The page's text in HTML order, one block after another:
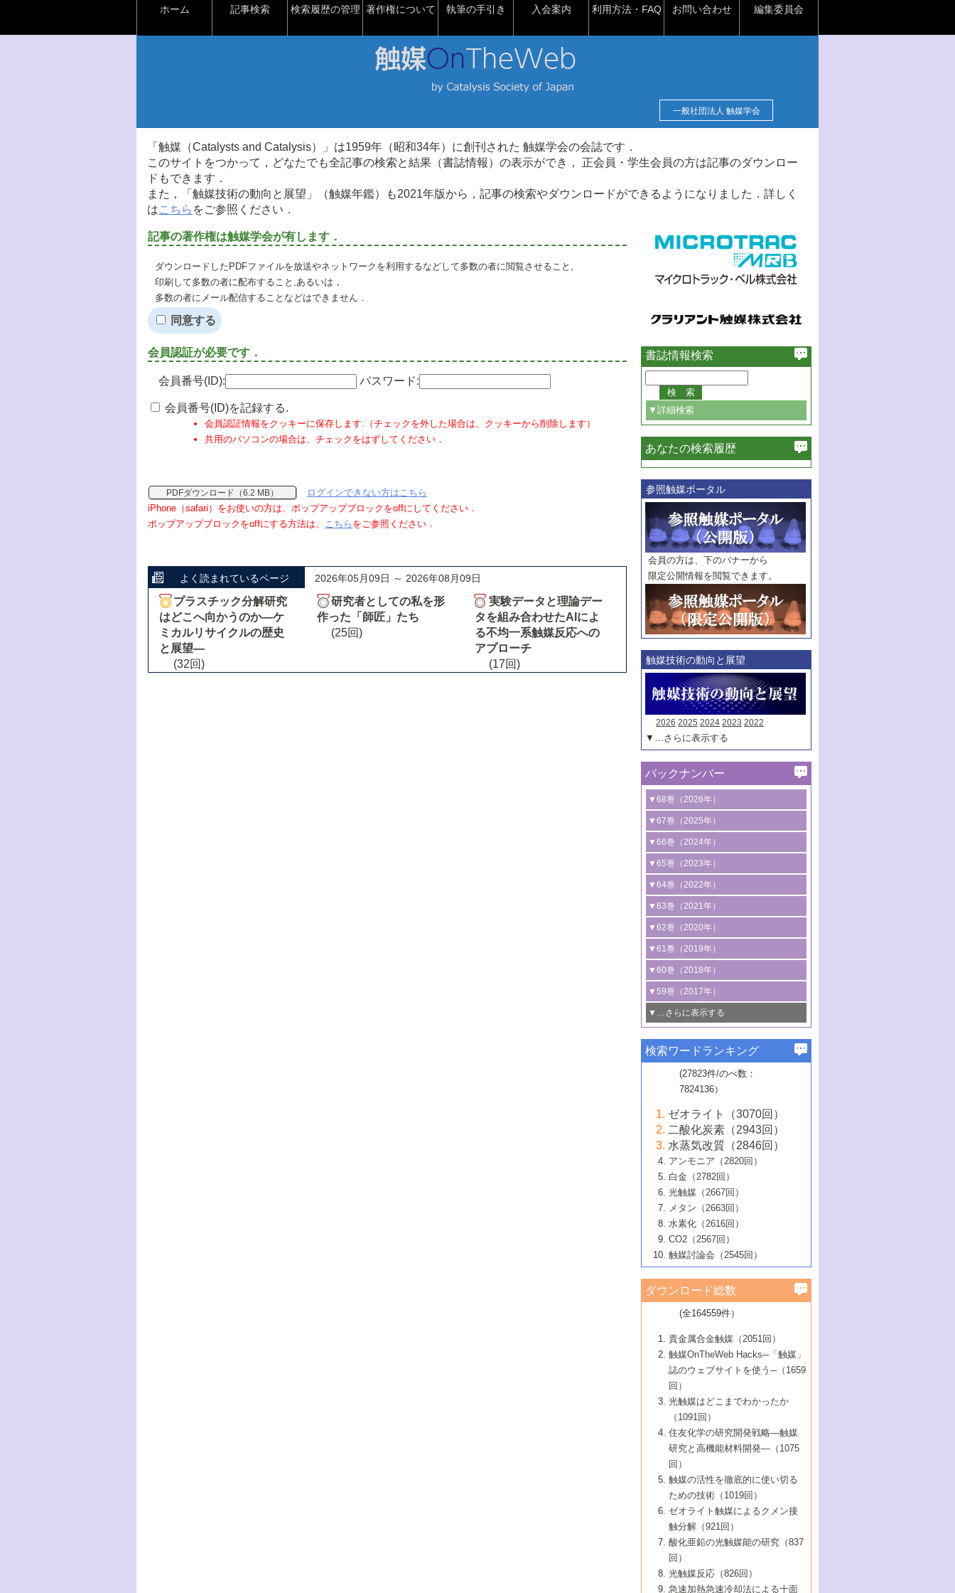
ホーム 記事検索 検索履歴の管理 著作権について 執筆の手引き 入会案内 利用方法・FAQ お問い合わせ 編集委員会
一般社団法人 触媒学会
「触媒（Catalysts and Catalysis）」は1959年（昭和34年）に創刊された 触媒学会の会誌です．
このサイトをつかって，どなたでも全記事の検索と結果（書誌情報）の表示ができ， 正会員・学生会員の方は記事のダウンロー
ドもできます．
また，「触媒技術の動向と展望」（触媒年鑑）も2021年版から，記事の検索やダウンロードができるようになりました．詳しく
はこちら をご参照ください．
記事の著作権は触媒学会が有します．
ダウンロードしたPDFファイルを放送やネットワークを利用するなどして多数の者に閲覧させること,
印刷して多数の者に配布すること,あるいは，
多数の者にメール配信することなどはできません．
同意する
会員認証が必要です．
会員番号(ID): パスワード:
会員番号(ID)を記録する.
会員認証情報をクッキーに保存します.（チェックを外した場合は、クッキーから削除します）
共用のパソコンの場合は、チェックをはずしてください．
PDFダウンロード（6.2 MB）
ログインできない方はこちら
iPhone（safari）をお使いの方は、ポップアップブロックをoffにしてください．
ポップアップブロックをoffにする方法は、 こちら をご参照ください．
よく読まれているページ 2026年05月09日 ～ 2026年08月09日
プラスチック分解研究
はどこへ向かうのか―ケ
ミカルリサイクルの歴史
と展望―
(32回)
研究者としての私を形
作った「師匠」たち
(25回)
実験データと理論デー
タを組み合わせたAIによ
る不均一系触媒反応への
アプローチ
(17回)
書誌情報検索
▼詳細検索
必ず含む
巻・号指定
巻
号
範囲指定
巻
号～
巻
号
触媒年鑑
年度
記事種別
マーク：
マークあり
あなたの検索履歴
参照触媒ポータル
会員の方は、下のバナーから
限定公開情報を閲覧できます。
触媒技術の動向と展望
2026 2025 2024 2023 2022
▼…さらに表示する
バックナンバー
▼68巻（2026年）
1号 過酸化水素合成に関する研究動向
2号 コンピューター技術により加速する
触媒開発
3号 有機分子変換やCO 資源化のための
光触媒に関する最近の研究
B号 第137回触媒討論会（2026年）
▼67巻（2025年）
1号 CO
水素化によるグリーン燃料/グリ
ーンケミカル製造
2号 水素製造のための水分解技術に関す
る最近の研究
3号 オレフィン系樹脂の精密合成に関す
る最新技術
4号 アルコール類の効率的変換を実現す
る非貴金属触媒の研究動向
5号 ゼオライトの合成と応用における研
究動向
6号 ヘテロ接合界面
B号 第135回触媒討論会（2025年）
▼66巻（2024年）
1号 低次元ナノ構造を有する触媒材料
2号 規制反応場を活用した固体触媒研究
の新展開
3号 未踏分子変換を目指した酸化触媒プ
ロセスの最前線
4号 シンクロトロン放射光および中性子
線を利用した触媒解析技術の最先端
5号 単原子触媒
6号 参照触媒委員会からのお知らせ
B号 第133回触媒討論会（2023年）
▼65巻（2023年）
1号 炭素が関わる触媒機能
2号 プラスチックケミカルリサイクルの
ための触媒技術
3号 非酸化物系金属化合物を基盤とした
触媒材料の開発
4号 格子酸素・格子酸素欠陥を利用した
触媒反応
5号 生体触媒によるエネルギー変換反応
6号 窒素とリンの循環のための触媒・機
能性材料
▼64巻（2022年）
1号 合成ガス製造とCOを用いるケミカル
ズ合成の最新動向
2号 化学品合成のための合金触媒開発
3号 CO の排出削減および有効活用のた
めの触媒技術
4号 若手による情報発信企画～とびたて
若き触媒の研究者たち～（1）
若き触媒の研究者たち～（2）
6号 石油のノーブル・ユースを志向した
触媒技術
大学：オンライン・対面開催）
▼63巻（2021年）
1号 金触媒の新展開
2号 ペロブスカイト
3号 特殊反応場を利用した触媒的分子変
換反応
4号 多孔質材料を用いた触媒の新展開
5号 情報学的手法を用いた触媒開発
6号 カーボンニュートラルに向けた電解
技術
B号 第127回触媒討論会（2021年・オン
ライン開催(Zoom)のみ）
▼62巻（2020年）
1号 触媒設計を拓く欠陥構造のキャラク
タリゼーション
2号 機能化学品製造に資するクリーンな
触媒的酸化反応
3号 水処理のための触媒化学
4号 光触媒を用いた水分解の最新の研究
動向
5号 次世代の触媒プロセスを支えるマイ
6号 メタン転換技術の最新動向
B号 第125回触媒討論会（2020年・工学
院大学）
▼61巻（2019年）
1号 物質移動制御に着目した触媒プロセ
ス開発
2号 CO2 フリー水素サプライチェーンに
関わる触媒開発動向
3号 精密高分子合成に関する最近の研究
動向
4号 バイオマス化成品製造のための触媒
5号 固体触媒による含窒素有機化合物変
換の最前線
6号 貴金属使用量低減に向けた自動車排
ガス浄化触媒の開発
B号 第123回触媒討論会（2019年・大阪
▼60巻（2018年）
1号 固体酸触媒の最新の研究動向
2号 二酸化炭素からの有用化学品合成
3号 ナノ粒子・クラスター触媒の最前線
4号 60周年記念企画
5号 進化するゼオライト合成技術
6号 非貴金属系触媒における電気化学的
B号 第121回触媒討論会（2018年・東京
大学）
▼59巻（2017年）
1号 いたるところに，触媒
最先端技術
3号 無機分離膜材料の開発と触媒反応プ
ロセスへの適用
5号 水素のふるまいを解き明かす最先端
研究
6号 低級アルカンの有効利用のための触
媒技術
B号 第119回触媒討論会（2017年・首都
大学東京）
▼…さらに表示する
1号 ユニークな構造の高分子を生み出す触
2号 リグニンからの化成品製造に向けた触
媒技術
3号 触媒研究の最先端～とびたて若き研究
者たち～（1）
4号 触媒研究の最先端～とびたて若き研究
者たち～（2）
5号 触媒研究の最先端～とびたて若き研究
者たち～（3）
6号 イオニクス材料と燃料電池・電解合成
の最新の研究動向
B号 第117回触媒討論会（2016年・大阪府
立大学）
▼57巻（2015年）
1号 水素キャリアにかかわる触媒技術の新
2号 石油精製用触媒の最近の進展
3号 固体酸化物形燃料電池（SOFC）におけ
るアノード触媒上での燃料直接改質技術
4号 コアシェル構造の制御による触媒機能
5号 工業触媒およびその周辺技術の最近の
進歩
6号 ナノシート
B号 第115回触媒討論会（2015年・成蹊大
▼56巻（2014年）
2号 光触媒反応機構に関する最新の研究動
向
開発動向
4号 人工光合成に向けた近年のアプローチ
5号 未利用熱エネルギーの有効活用に貢献
する触媒技術
6号 ポリオキソメタレート
B号 第113回触媒討論会（2014年・ロワジ
ールホテル豊橋）
1号 高耐久性燃料電池システム用触媒にお
ける新展開
2号 リビングラジカル重合の最近の動向
3号 天然ガスの化学工業的展開に関する触
媒技術
4号 貴金属触媒の精密構造制御とその活用
5号 バイオマス化成品製造のための固体触
6号 ナノ空間─吸着状態解析から新機能開拓
B号 第111回触媒討論会（2013年・関西大
▼54巻（2012年）
1号 規則性多孔体の利用技術における最近
の進歩
2号 第109回触媒討論会
3号 貴金属低減技術の最新動向
4号 貴金属代替技術の最新動向
5号 光触媒による物質変換反応の新展開
6号 グラフェン
7号 水素を利用する化成品合成の新潮流
▼53巻（2011年）
1号 金属学から見る合金触媒の新展開
2号 第107回触媒討論会
3号 触媒のその場観察法の進歩（１）
4号 触媒のその場観察法の進歩（２）
5号 不活性結合の触媒的活性化による有機
合成
6号 新しい固体酸触媒技術
7号 ゼオライト合成における最近の進歩
▼52巻（2010年）
1号 触媒の劣化対策と長寿命触媒開発
2号 第105回触媒討論会
3号 ナノ構造が拓く新機能
4号 活性サイトおよびその環境の精密な設
計による触媒の高機能化
5号 触媒を有効に使うための技術
7号 有機分子触媒による精密有機合成
8号 高機能化ポリオレフィンに向けた重合
触媒の最近の進展
1号 炭素材料－熱い注目を集める材料－
2号 第103回触媒討論会
3号 環境浄化用光触媒の現状と課題
4号 水素社会の実現に向けた水素製造・貯
蔵技術の進歩
5号 CO2が関わる触媒・材料
7号 持続可能社会実現のための触媒および
触媒関連技術
▼50巻（2008年）
1号 触媒化学と学会のこの10年，半世紀，
そして未来
2号 第101回触媒討論会
4号 錯体を利用したユニークな表面構造の
構築と機能
5号 若手会員による触媒研究の未来展望1：
企業編
6号 第102回触媒討論会
7号 触媒・化学反応における計算化学の進
8号 若手研究者による触媒研究の未来展望
2：大学・研究所編
▼49巻（2007年）
1号 含フッ素化合物の合成と触媒
2号 第99回触媒討論会
3号 実用的ファインケミカル合成プロセス
を実現する触媒
5号 こんな物質，あんな物質―新たな触媒
の可能性―
7号 『結晶の化学』を活かした触媒研究
8号 イオン液体の応用
▼48巻（2006年）
1号 固体酸触媒の最近の進歩
2号 第97回触媒討論会
3号 リビング重合触媒の最近の展開
5号 水素製造・貯蔵のための触媒技術の新
しい展開
6号 第98回触媒討論会
7号 基礎化学品製造の触媒技術
8号 多機能型リアクター
1号 最近の触媒担体とその効果
2号 第95回触媒討論会
4号 水分解用光触媒材料
5号 時間分解分光の進歩と応用
6号 第96回触媒討論会
8号 超臨界流体を用いた化学プロセスの新
▼46巻（2004年）
1号 部分酸化反応触媒の最前線
2号 第93回触媒討論会
3号 特殊エネルギー場の触媒反応
4号 生体内における金属の触媒作用
5号 ファインケミカルズの展開に寄与する
6号 第94回触媒討論会
7号 サブナノレベルでみた新しい表面現象
8号 オレフィン重合触媒の新たな展
▼45巻（2003年）
1号 なぜこの触媒が良いのか？
2号 第91回触媒討論会
3号 最近の自動車排ガス処理技術
4号 触媒研究の現状と将来─第90回触媒討論
5号 基礎化学品製造の触媒技術
6号 第92回触媒討論会
7号 基礎化学品製造の触媒技術
8号 資源の循環と触媒技術
▼44巻（2002年）
1号 高次制御された触媒の化学
2号 第89回触媒討論会
3号 触媒を利用した電気化学の新展開
4号 ナノ材料の調製と機能化
5号 こんな触媒が欲しい
6号 第90回触媒討論会
7号 触媒研究と学術雑誌/情報
8号 若い世代からみた触媒化学の現状と未
▼43巻（2001年）
1号 グリーンケミストリーと触媒
2号 第87回触媒討論会特集号
3号 生体触媒とバイオプロセス
4号 水素製造・利用の触媒化学
5号 触媒研究における新しい切り口：コン
ビナトリアルケミストリー
6号 第88回触媒討論会特集号
7号 企業における触媒研究のブレークスル
8号 この材料を触媒として使ってみません
▼42巻（2000年）
1号 触媒反応工学の明日を拓く
2号 第85回触媒討論会
3号 反応ダイナミクス
5号 触媒のおもしろさをどのように伝える
6号 第86回触媒討論会
7号 水素化精製触媒の新しい展開
8号 新しい反応性と機能性を目指した金属
クラスタ-化学
▼41巻（1999年）
1号 孔、穴、あな?-特異な空間とその利用-
2号 第83回触媒討論会
3号 均一系触媒反応最前線
4号 実用炭素材料の新展開
5号 研究の方法論を考える
7号 機能性金属材料と触媒
8号 触媒研究へのNMRの応用と展望
▼40巻（1998年）
進展と21世紀への提言/創立40周年記念・触
媒学会この10年の歩みとこれから/創立40周
2号 第81回触媒討論会
3号 計算機触媒化学へのさそい
4号 触媒劣化の制御と予測
5号 最新の実用プロセスと触媒
6号 第82回触媒討論会
1号 均一系と不均一系触媒反応-その特徴と
接点
2号 第79回触媒討論会
3号 最新NO除去触媒の実用化研究
4号 新しい反応場を目指した触媒調製
5号 反応・分離技術の新しい展開
6号 第80回触媒討論会
▼38巻（1996年）
1号 触媒の構造と触媒作用/C1化学を中心と
する21世紀への触媒
3号 オリンピックメダル:金・銀・銅はどん
な触媒作用を示すか
4号 触媒作用における機能の複合化
▼37巻（1995年）
1号 ファインケミカルズと固体触媒
2号 第75回触媒討論会
3号 希土類を利用した触媒
4号 触媒とリサイクル
5号 エネルギー変換触媒
▼36巻（1994年）
1号 電気化学と触媒
2号 第73回触媒討論会
3号 C4化学の展開
4号 《通常号》
▼35巻（1993年）
1号 工業触媒開発マニュアル―探索から工
業化まで
2号 第71回触媒討論会
▼34巻（1992年）
1号 インパクトを与えたこの研究
2号 第69回触媒討論会
▼33巻（1991年）
1号 触媒プロセス開発マニュアル―探索か
▼32巻（1990年）
検索ワードランキング
(27823件/のべ数：
7824136）
ゼオライト（3070回）
二酸化炭素（2943回）
水蒸気改質（2846回）
アンモニア（2820回）
白金（2782回）
光触媒（2667回）
メタン（2663回）
水素化（2616回）
CO2（2567回）
触媒討論会（2545回）
ダウンロード総数
(全164559件）
貴金属合金触媒（2051回）
触媒OnTheWeb Hacks─「触媒」
誌のウェブサイトを使う─（1659
回）
光触媒はどこまでわかったか
（1091回）
住友化学の研究開発戦略―触媒
研究と高機能材料開発―（1075
回）
触媒の活性を徹底的に使い切る
ための技術（1019回）
ゼオライト触媒によるクメン接
触分解（921回）
酸化亜鉛の光触媒能の研究（837
回）
光触媒反応（826回）
急速加熱急速冷却法による十面